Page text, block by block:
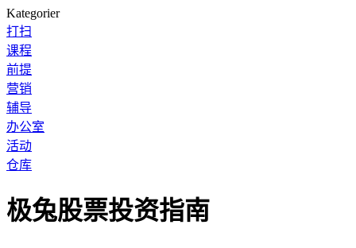
Kategorier
打扫
课程
前提
营销
辅导
办公室
活动
仓库
极兔股票投资指南